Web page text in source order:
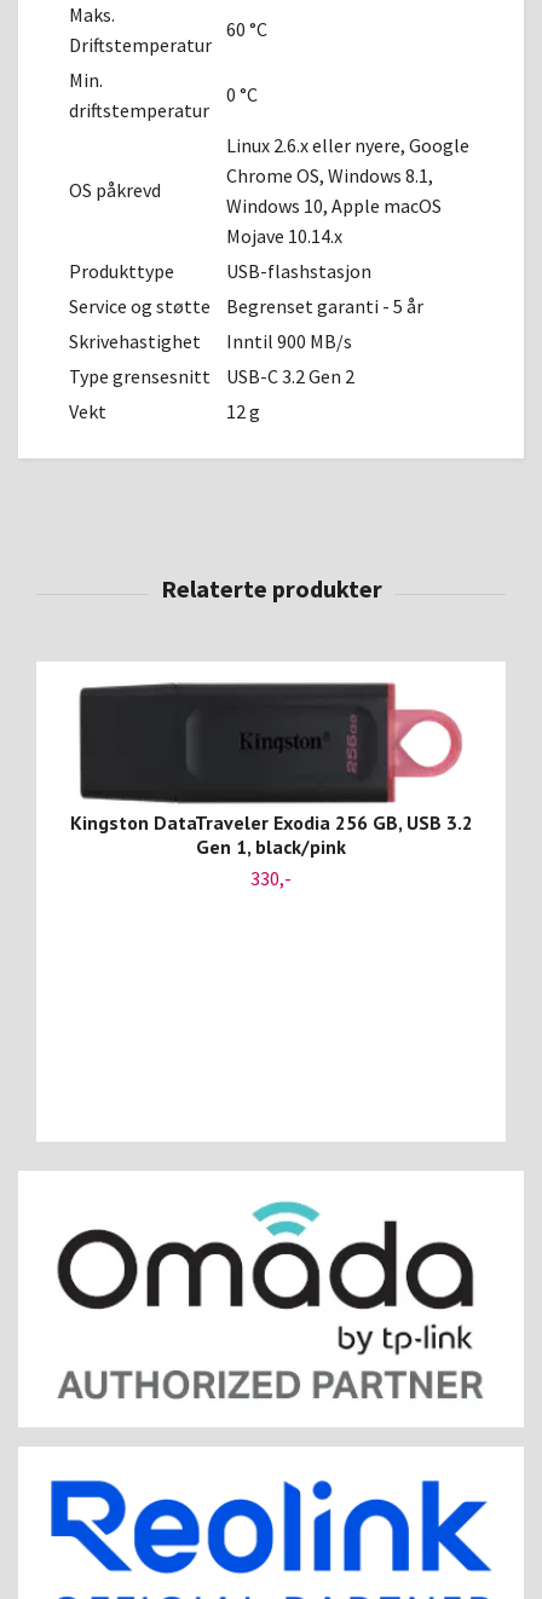
Maks.
Driftstemperatur
60 °C
Min.
driftstemperatur
0 °C
OS påkrevd
Linux 2.6.x eller nyere, Google
Chrome OS, Windows 8.1,
Windows 10, Apple macOS
Mojave 10.14.x
Produkttype
USB-flashstasjon
Service og støtte
Begrenset garanti - 5 år
Skrivehastighet
Inntil 900 MB/s
Type grensesnitt
USB-C 3.2 Gen 2
Vekt
12 g
Kingston DataTraveler Exodia 256 GB, USB 3.2
Gen 1, black/pink
330,-